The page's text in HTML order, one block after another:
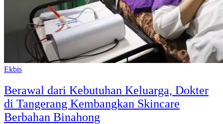
Ekbis
Berawal dari Kebutuhan Keluarga, Dokter
di Tangerang Kembangkan Skincare
Berbahan Binahong